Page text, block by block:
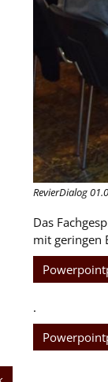
RevierDialog
Das
mit geringen
.